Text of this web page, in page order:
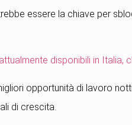
essere la chiave per
disponibili in Italia,
opportunità di lavoro
di crescita.